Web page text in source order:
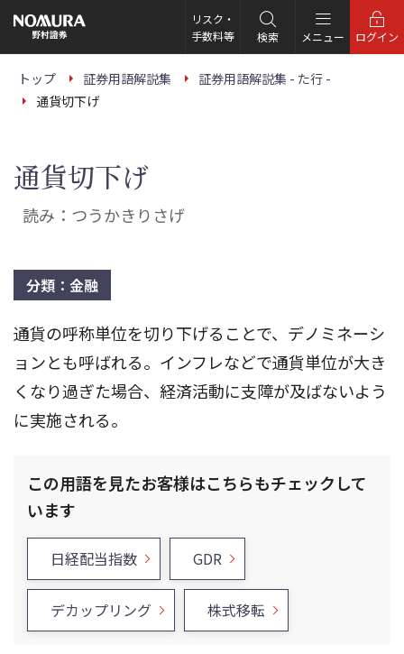
の
ー
リスク・
手数料等
検索 メニュー ログイン
トップ 証券用語解説集
証券用語解説集 - た行 -
通貨切下げ
通貨切下げ
読み：つうかきりさげ
分類：金融
通貨の呼称単位を切り下げることで、デノミネーシ
ョンとも呼ばれる。インフレなどで通貨単位が大き
くなり過ぎた場合、経済活動に支障が及ばないよう
に実施される。
この用語を見たお客様はこちらもチェックして
います
日経配当指数 GDR
デカップリング 株式移転